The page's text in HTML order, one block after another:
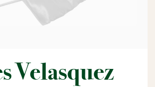
Velasquez